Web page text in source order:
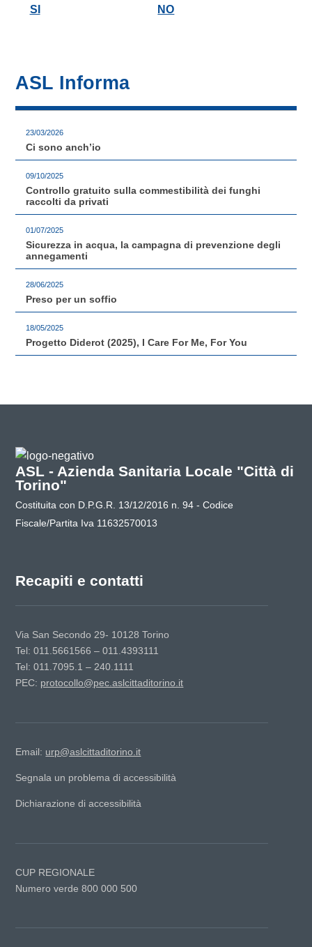
SI NO
ASL Informa
23/03/2026
Ci sono anch’io
09/10/2025
Controllo gratuito sulla commestibilità dei funghi
raccolti da privati
01/07/2025
Sicurezza in acqua, la campagna di prevenzione degli
annegamenti
28/06/2025
Preso per un soffio
18/05/2025
Progetto Diderot (2025), I Care For Me, For You
ASL - Azienda Sanitaria Locale "Città di
Torino"
Costituita con D.P.G.R. 13/12/2016 n. 94 - Codice
Fiscale/Partita Iva 11632570013
Recapiti e contatti
Via San Secondo 29- 10128 Torino
Tel: 011.5661566 – 011.4393111
Tel: 011.7095.1 – 240.1111
PEC: protocollo@pec.aslcittaditorino.it
Email: urp@aslcittaditorino.it
Segnala un problema di accessibilità
Dichiarazione di accessibilità
CUP REGIONALE
Numero verde 800 000 500